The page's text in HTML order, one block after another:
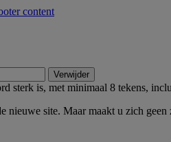
content
Verwijder
sterk is, met minimaal 8 tekens,
nieuwe site. Maar maakt u zich